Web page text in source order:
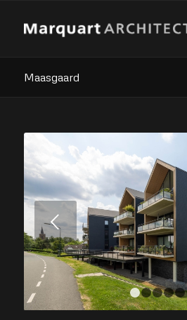
Maasgaard
Volgende